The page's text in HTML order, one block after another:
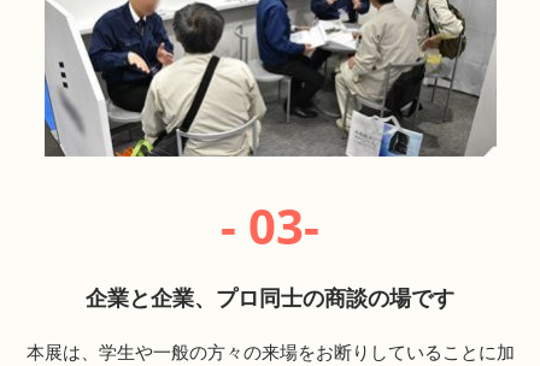
- 03-
企業と企業、プロ同士の商談の場です
本展は、学生や一般の方々の来場をお断りしていることに加